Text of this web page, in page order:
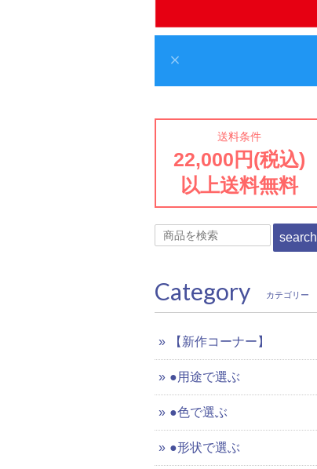
送料条件
22,000円(税込)
以上送料無料
search
Category カテゴリー
【新作コーナー】
●用途で選ぶ
●色で選ぶ
●形状で選ぶ